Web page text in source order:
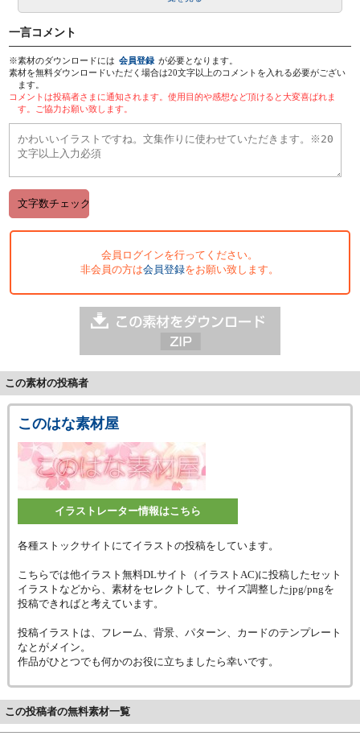
一言コメント
※素材のダウンロードには 会員登録 が必要となります。
素材を無料ダウンロードいただく場合は20文字以上のコメントを入れる必要がござい
ます。
コメントは投稿者さまに通知されます。使用目的や感想など頂けると大変喜ばれま
す。ご協力お願い致します。
会員ログインを行ってください。
非会員の方は会員登録をお願い致します。
この素材の投稿者
このはな素材屋
イラストレーター情報はこちら
各種ストックサイトにてイラストの投稿をしています。
こちらでは他イラスト無料DLサイト（イラストAC)に投稿したセット
イラストなどから、素材をセレクトして、サイズ調整したjpg/pngを
投稿できればと考えています。
投稿イラストは、フレーム、背景、パターン、カードのテンプレート
なとがメイン。
作品がひとつでも何かのお役に立ちましたら幸いです。
この投稿者の無料素材一覧